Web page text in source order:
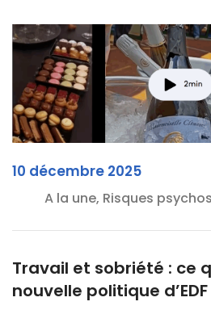
10 décembre 2025
A la une, Risques
Travail et sobriété : ce
nouvelle politique d’EDF